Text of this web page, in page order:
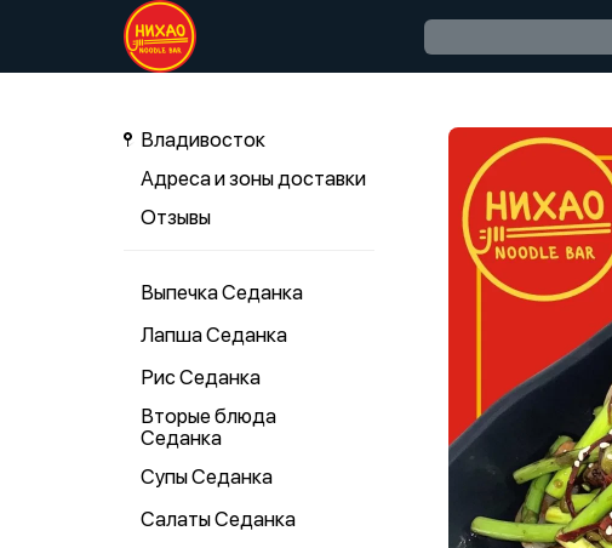
Владивосток
Адреса и зоны доставки
Отзывы
Выпечка Седанка
Лапша Седанка
Рис Седанка
Вторые блюда
Седанка
Супы Седанка
Салаты Седанка